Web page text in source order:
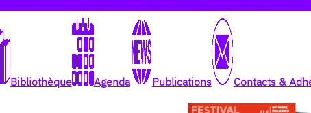
Bibliothèque Agenda Publications Contacts &